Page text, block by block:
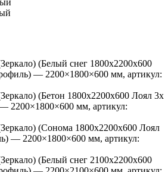
(Белый снег 1800х2200х600
— 2200×1800×600 мм, артикул:
(Бетон 1800х2200х600 Лоял 3х
2200×1800×600 мм, артикул:
(Сонома 1800х2200х600 Лоял
— 2200×1800×600 мм, артикул:
(Белый снег 2100х2200х600